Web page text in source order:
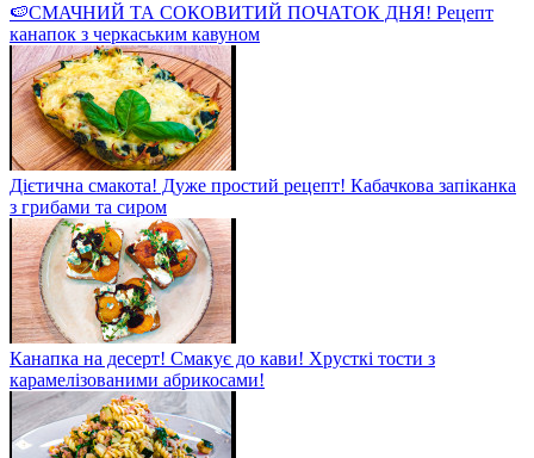
🍉СМАЧНИЙ ТА СОКОВИТИЙ ПОЧАТОК ДНЯ! Рецепт
канапок з черкаським кавуном
Дієтична смакота! Дуже простий рецепт! Кабачкова запіканка
з грибами та сиром
Канапка на десерт! Смакує до кави! Хрусткі тости з
карамелізованими абрикосами!